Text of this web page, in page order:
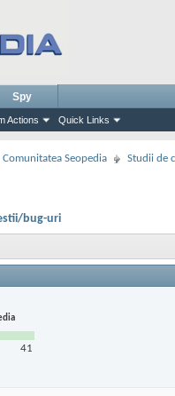
Actions Quick Links
Spy
Comunitatea Seopedia Studii de
bug-uri
41